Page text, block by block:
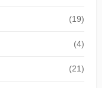
(19)
(4)
(21)